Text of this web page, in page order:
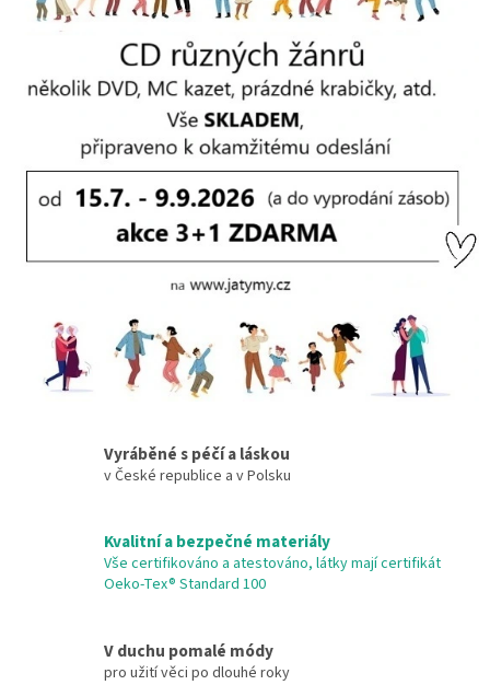
Vyráběné s péčí a láskou
v České republice a v Polsku
Kvalitní a bezpečné materiály
Vše certifikováno a atestováno, látky mají certifikát
Oeko-Tex® Standard 100
V duchu pomalé módy
pro užití věci po dlouhé roky